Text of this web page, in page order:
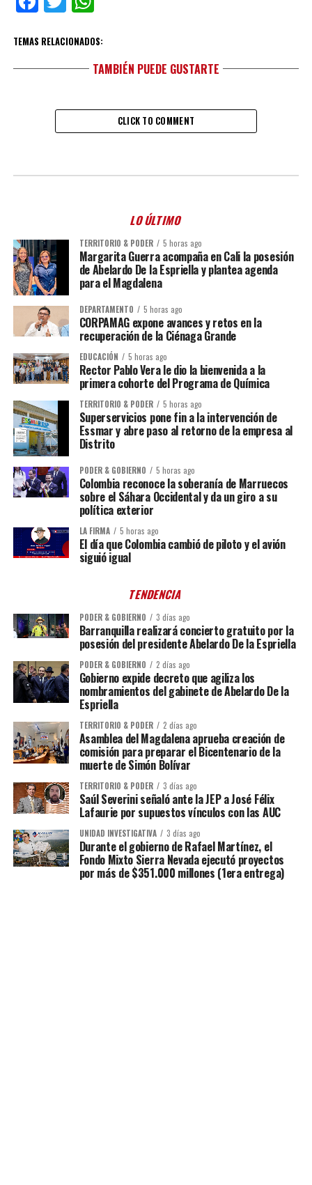
TEMAS RELACIONADOS:
TAMBIÉN PUEDE GUSTARTE
CLICK TO COMMENT
LO ÚLTIMO
TERRITORIO & PODER 5 horas ago
Margarita Guerra acompaña en Cali la posesión
de Abelardo De la Espriella y plantea agenda
para el Magdalena
DEPARTAMENTO 5 horas ago
CORPAMAG expone avances y retos en la
recuperación de la Ciénaga Grande
EDUCACIÓN 5 horas ago
Rector Pablo Vera le dio la bienvenida a la
primera cohorte del Programa de Química
TERRITORIO & PODER 5 horas ago
Superservicios pone fin a la intervención de
Essmar y abre paso al retorno de la empresa al
Distrito
PODER & GOBIERNO 5 horas ago
Colombia reconoce la soberanía de Marruecos
sobre el Sáhara Occidental y da un giro a su
política exterior
LA FIRMA 5 horas ago
El día que Colombia cambió de piloto y el avión
siguió igual
TENDENCIA
PODER & GOBIERNO 3 días ago
Barranquilla realizará concierto gratuito por la
posesión del presidente Abelardo De la Espriella
PODER & GOBIERNO 2 días ago
Gobierno expide decreto que agiliza los
nombramientos del gabinete de Abelardo De la
Espriella
TERRITORIO & PODER 2 días ago
Asamblea del Magdalena aprueba creación de
comisión para preparar el Bicentenario de la
muerte de Simón Bolívar
TERRITORIO & PODER 3 días ago
Saúl Severini señaló ante la JEP a José Félix
Lafaurie por supuestos vínculos con las AUC
UNIDAD INVESTIGATIVA 3 días ago
Durante el gobierno de Rafael Martínez, el
Fondo Mixto Sierra Nevada ejecutó proyectos
por más de $351.000 millones (1era entrega)